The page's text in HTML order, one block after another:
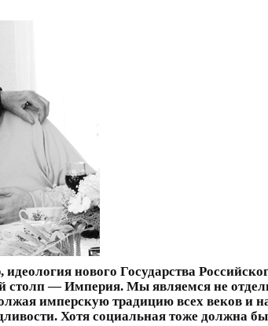
нового Государства
столп — Империя. Мы являемся не
имперскую традицию всех веков и
Хотя социальная тоже должна